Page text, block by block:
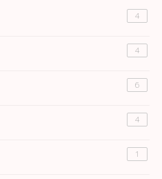
4
4
6
4
1